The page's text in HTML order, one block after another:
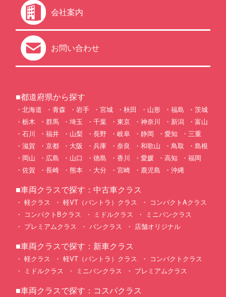
会社案内
お問い合わせ
■都道府県から探す
北海道 青森 岩手 宮城 秋田 山形 福島
茨城
栃木
群馬 埼玉 千葉 東京 神奈川 新潟
富山
石川
福井 山梨 長野 岐阜 静岡 愛知
三重
滋賀
京都 大阪 兵庫 奈良 和歌山 鳥取
島根
岡山
広島 山口 徳島 香川 愛媛 高知
福岡
佐賀
長崎 熊本 大分 宮崎 鹿児島 沖縄
■車両クラスで探す：中古車クラス
軽クラス 軽VT（バントラ）クラス
コンパクトAクラス
コンパクトBクラス
ミドルクラス
ミニバンクラス
プレミアムクラス
バンクラス 店舗オリジナル
■車両クラスで探す：新車クラス
軽クラス 軽VT（バントラ）クラス
コンパクトクラス
ミドルクラス
ミニバンクラス プレミアムクラス
■車両クラスで探す：コスパクラス